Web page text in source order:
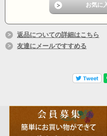
返品についての詳細はこちら
友達にメールですすめる